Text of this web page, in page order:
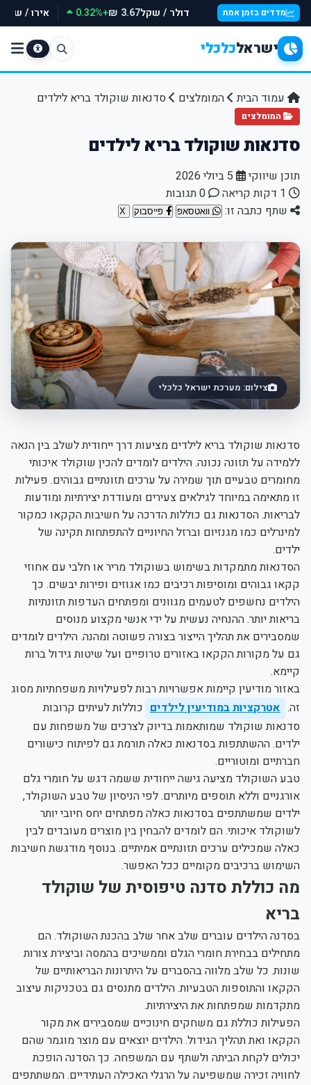
מדדים בזמן אמת דולר / שקל3.67 ₪
+0.32% אירו / שקל
ישראלכלכלי
עמוד הבית המומלצים סדנאות שוקולד בריא לילדים
המומלצים
סדנאות שוקולד בריא לילדים
תוכן שיווקי
שתף כתבה זו:
וואטסאפ פייסבוק
צילום: מערכת ישראל כלכלי
סדנאות שוקולד בריא לילדים מציעות דרך ייחודית לשלב בין הנאה
ללמידה על תזונה נכונה. הילדים לומדים להכין שוקולד איכותי
מחומרים טבעיים תוך שמירה על ערכים תזונתיים גבוהים. פעילות
זו מתאימה במיוחד לגילאים צעירים ומעודדת יצירתיות ומודעות
לבריאות. הסדנאות גם כוללות הדרכה על חשיבות הקקאו כמקור
למינרלים כמו מגנזיום וברזל החיוניים להתפתחות תקינה של
ילדים.
הסדנאות מתמקדות בשימוש בשוקולד מריר או חלבי עם אחוזי
קקאו גבוהים ומוסיפות רכיבים כמו אגוזים ופירות יבשים. כך
הילדים נחשפים לטעמים מגוונים ומפתחים העדפות תזונתיות
בריאות יותר. ההנחיה נעשית על ידי אנשי מקצוע מנוסים
שמסבירים את תהליך הייצור בצורה פשוטה ומהנה. הילדים לומדים
גם על מקורות הקקאו באזורים טרופיים ועל שיטות גידול ברות
קיימא.
באזור מודיעין קיימות אפשרויות רבות לפעילויות משפחתיות מסוג
זה. אטרקציות במודיעין לילדים כוללות לעיתים קרובות
סדנאות שוקולד שמותאמות בדיוק לצרכים של משפחות עם
ילדים. ההשתתפות בסדנאות כאלה תורמת גם לפיתוח כישורים
חברתיים ומוטוריים.
טבע השוקולד מציעה גישה ייחודית ששמה דגש על חומרי גלם
אורגניים וללא תוספים מיותרים. לפי הניסיון של טבע השוקולד,
ילדים שמשתתפים בסדנאות כאלה מפתחים יחס חיובי יותר
לשוקולד איכותי. הם לומדים להבחין בין מוצרים מעובדים לבין
כאלה שמכילים ערכים תזונתיים אמיתיים. בנוסף מודגשת חשיבות
השימוש ברכיבים מקומיים ככל האפשר.
מה כוללת סדנה טיפוסית של שוקולד
בריא
בסדנה הילדים עוברים שלב אחר שלב בהכנת השוקולד. הם
מתחילים בבחירת חומרי הגלם וממשיכים בהמסה וביצירת צורות
שונות. כל שלב מלווה בהסברים על היתרונות הבריאותיים של
הקקאו והתוספות הטבעיות. הילדים מתנסים גם בטכניקות עיצוב
מתקדמות שמפתחות את היצירתיות.
הפעילות כוללת גם משחקים חינוכיים שמסבירים את מקור
הקקאו ואת תהליך הגידול. הילדים יוצאים עם מוצר מוגמר שהם
יכולים לקחת הביתה ולשתף עם המשפחה. כך הסדנה הופכת
לחוויה זכירה שמשפיעה על הרגלי האכילה העתידיים. המשתתפים